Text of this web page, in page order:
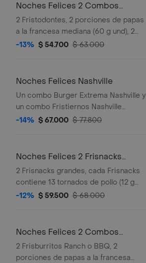
Noches Felices 2 Combos
Fristodontes
2 Fristodontes, 2 porciones de papas
a la francesa mediana (60 g und), 2
gaseosas (325 ml und). Escoge entre
-13% $ 54.700 $ 63.000
Noches Felices Nashville
Un combo Burger Extrema Nashville y
un combo Fristiernos Nashville
(imagen de producto corresponde a
-14% $ 67.000 $ 77.800
Noches Felices 2 Frisnacks
grandes en ca
2 Frisnacks grandes, cada Frisnacks
contiene 13 tornados de pollo (12 g
und), papas a la francesa grande (100
-12% $ 59.500 $ 68.000
Noches Felices 2 Combos
Frisburritos
2 Frisburritos Ranch o BBQ, 2
porciones de papas a la francesa